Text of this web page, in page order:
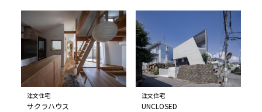
注文住宅
サクラハウス
注文住宅
UNCLOSED